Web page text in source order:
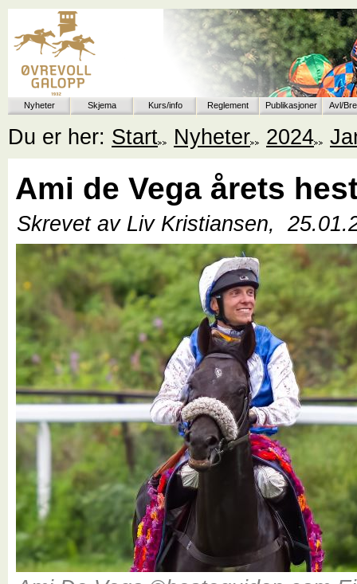
Nyheter Skjema Kurs/info Reglement Publikasjoner Avl/
Du er her: Start Nyheter 2024
Ami de Vega årets
Skrevet av Liv Kristiansen,